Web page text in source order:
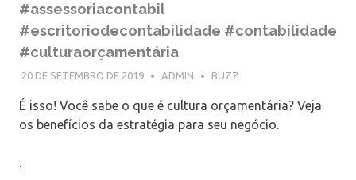
#assessoriacontabil
#escritoriodecontabilidade #contabilidade
#culturaorçamentária
20 DE SETEMBRO DE 2019 ADMIN BUZZ
É isso! Você sabe o que é cultura orçamentária? Veja
os benefícios da estratégia para seu negócio.
.